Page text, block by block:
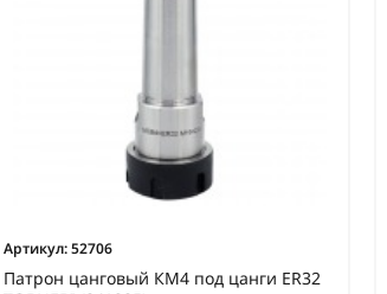
Артикул:52706
Патрон цанговый КМ4 под цанги ER32